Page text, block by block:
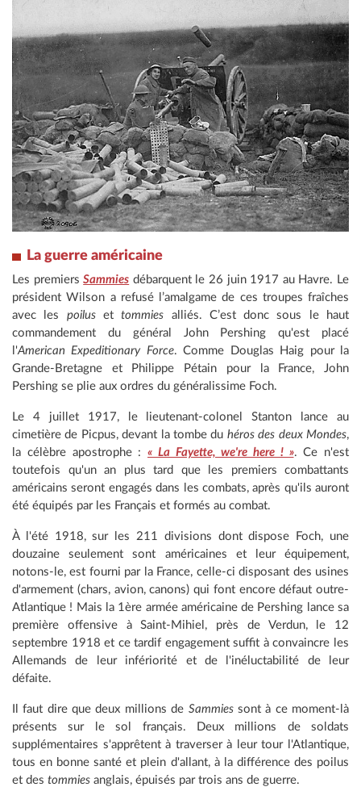
La guerre américaine
Les premiersSammies débarquent le 26 juin 1917 au Havre. Le
président Wilson a refusé l’amalgame de ces troupes fraîches
avec les poilusettommies alliés. C’est donc sous le haut
commandement du général John Pershing qu'est placé
l'American Expeditionary Force. Comme Douglas Haig pour la
Grande-Bretagne et Philippe Pétain pour la France, John
Pershing se plie aux ordres du généralissime Foch.
Le 4 juillet 1917, le lieutenant-colonel Stanton lance au
cimetière de Picpus, devant la tombe du héros des deux Mondes,
la célèbre apostrophe : « La Fayette, we're here ! ». Ce n'est
toutefois qu'un an plus tard que les premiers combattants
américains seront engagés dans les combats, après qu'ils auront
été équipés par les Français et formés au combat.
À l'été 1918, sur les 211 divisions dont dispose Foch, une
douzaine seulement sont américaines et leur équipement,
notons-le, est fourni par la France, celle-ci disposant des usines
d'armement (chars, avion, canons) qui font encore défaut outre-
Atlantique ! Mais la 1ère armée américaine de Pershing lance sa
première offensive à Saint-Mihiel, près de Verdun, le 12
septembre 1918 et ce tardif engagement suffit à convaincre les
Allemands de leur infériorité et de l'inéluctabilité de leur
défaite.
Il faut dire que deux millions de Sammiessont à ce moment-là
présents sur le sol français. Deux millions de soldats
supplémentaires s'apprêtent à traverser à leur tour l'Atlantique,
tous en bonne santé et plein d'allant, à la différence des poilus
et des tommies anglais, épuisés par trois ans de guerre.